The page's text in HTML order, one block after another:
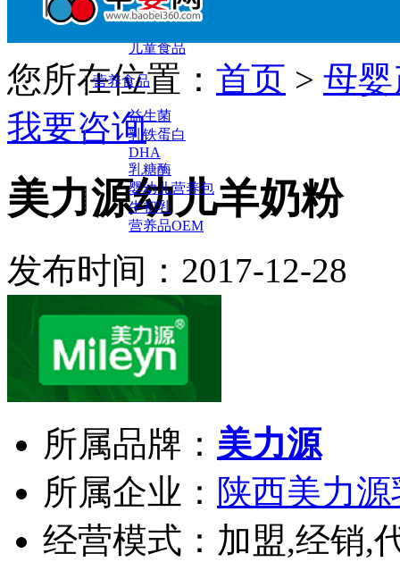
小零食
儿童食品
营养食品
益生菌
乳铁蛋白
DHA
乳糖酶
婴幼儿营养包
牛初乳
营养品OEM
您所在位置： 首页 > 母
我要咨询
美力源幼儿羊奶粉
发布时间：2017-12-
所属品牌： 美力源
所属企业： 陕西美力
经营模式：加盟,经销,